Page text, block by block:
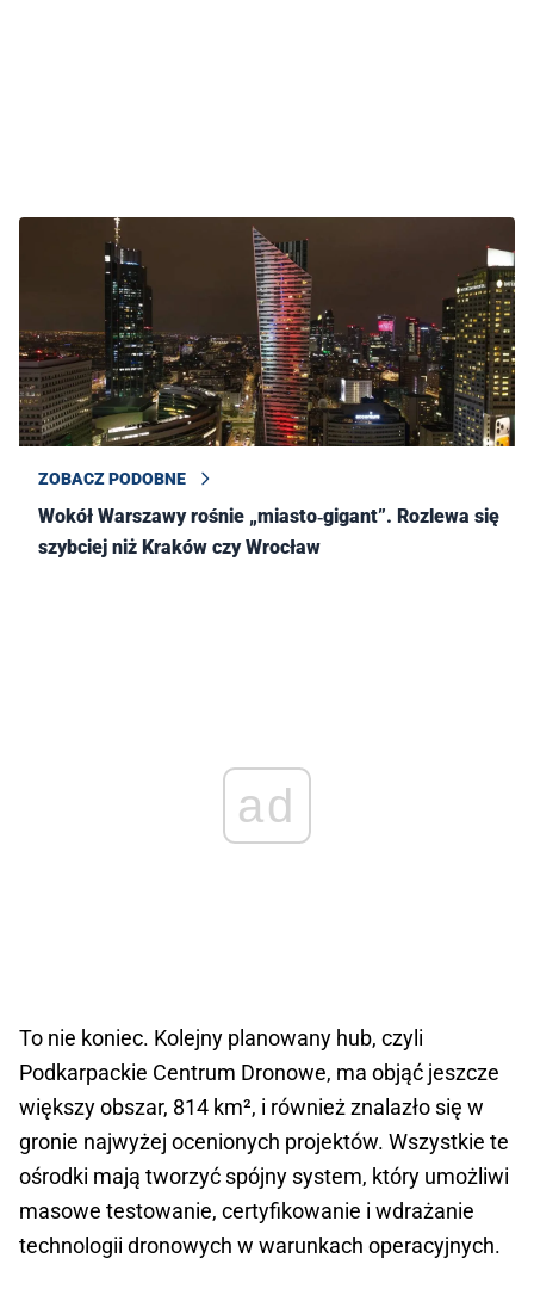
ZOBACZ PODOBNE
Wokół Warszawy rośnie „miasto‑gigant”. Rozlewa się
szybciej niż Kraków czy Wrocław
ad
To nie koniec. Kolejny planowany hub, czyli
Podkarpackie Centrum Dronowe, ma objąć jeszcze
większy obszar, 814 km², i również znalazło się w
gronie najwyżej ocenionych projektów. Wszystkie te
ośrodki mają tworzyć spójny system, który umożliwi
masowe testowanie, certyfikowanie i wdrażanie
technologii dronowych w warunkach operacyjnych.